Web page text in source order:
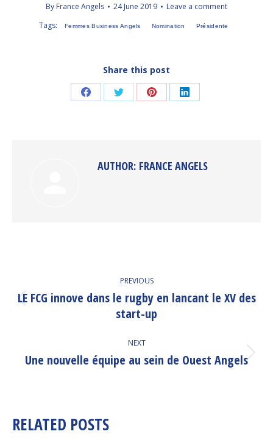
By France Angels 24 June 2019
Leave a comment
Tags:
Femmes Business Angels Nomination Présidente
Share this post
Share Share Share Share
AUTHOR: FRANCE ANGELS
NAVIGATION
PREVIOUS
Previous
post:
LE FCG innove dans le rugby en lancant le XV des
start-up
NEXT
Next
Une nouvelle équipe au sein de Ouest Angels
RELATED POSTS